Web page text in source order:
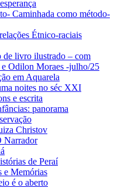
Caminhada como método-
Étnico-raciais
de livro ilustrado – com
Odilon Moraes -julho/25
em Aquarela
noites no séc XXI
e escrita
panorama
Christov
Narrador
de Peraí
e Memórias
é o aberto